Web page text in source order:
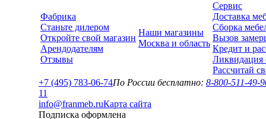
Фабрика
Станьте дилером
Откройте свой магазин
Арендодателям
Отзывы
Наши магазины
Москва и область
Сервис
Доставка
Сборка
Вызов
Кредит и
Ликвидация
Рассчитай
+7 (495) 783-06-74По России бесплатно: 8-800-511-49-
11
info@franmeb.ruКарта сайта
Подписка оформлена